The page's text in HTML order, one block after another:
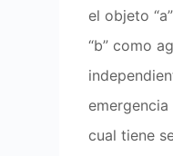
el objeto
“b” como
cual tiene